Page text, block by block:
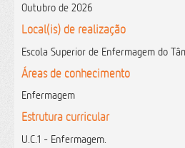
Outubro de 2026
Local(is) de realização
Escola Superior de Enfermagem do
Áreas de conhecimento
Enfermagem
Estrutura curricular
U.C.1 - Enfermagem.